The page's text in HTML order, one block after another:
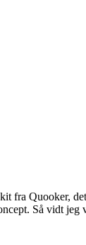
fra Quooker,
Så vidt jeg